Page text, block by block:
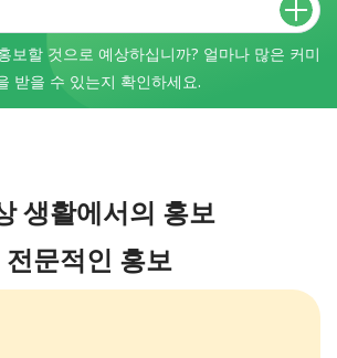
보할 것으로 예상하십니까? 얼마나 많은 커미
받을 수 있는지 확인하세요.
생활에서의 홍보
전문적인 홍보